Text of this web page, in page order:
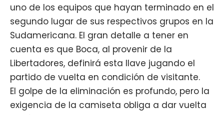
uno de los equipos que hayan terminado en el
segundo lugar de sus respectivos grupos en la
Sudamericana. El gran detalle a tener en
cuenta es que Boca, al provenir de la
Libertadores, definirá esta llave jugando el
partido de vuelta en condición de visitante.
El golpe de la eliminación es profundo, pero la
exigencia de la camiseta obliga a dar vuelta